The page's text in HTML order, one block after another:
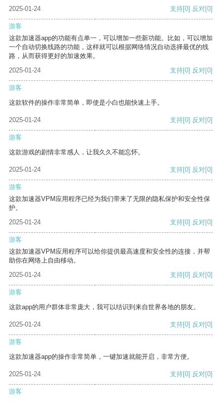
2025-01-24
支持[0] 反对[0]
游客
这款加速器app的功能有点单一，可以增加一些新功能。比如，可以增加
一个自动切换线路的功能，这样就可以根据网络情况自动选择最优的线
路，从而获得更好的加速效果。
2025-01-24
支持[0] 反对[0]
游客
这款软件的操作非常简单，即使是小白也能快速上手。
2025-01-24 支持[0] 反对[0]
游客
这款游戏的剧情非常感人，让我久久不能忘怀。
2025-01-24 支持[0] 反对[0]
游客
这款加速器VPM应用程序已经为我们带来了无限的隐私保护和安全性保
护。
2025-01-24
支持[0] 反对[0]
游客
这款加速器VPM应用程序可以给你提供最高速度和安全性的连接，并帮
助你在网络上自由移动。
2025-01-24
支持[0] 反对[0]
游客
这款app的用户群体非常庞大，我可以结识到来自世界各地的朋友。
2025-01-24 支持[0] 反对[0]
游客
这款加速器app的操作非常简单，一键加速就能开启，非常方便。
2025-01-24 支持[0] 反对[0]
游客